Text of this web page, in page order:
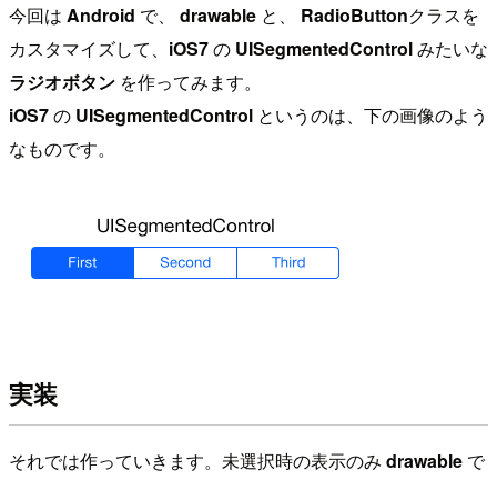
今回は Android で、 drawable と、 RadioButtonクラスを
カスタマイズして、 iOS7の UISegmentedControlみたいな
ラジオボタン を作ってみます。
iOS7の UISegmentedControl というのは、下の画像のよう
なものです。
実装
それでは作っていきます。未選択時の表示のみ drawable で